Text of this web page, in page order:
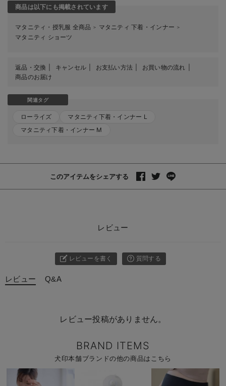
商品は以下にも掲載されています
マタニティ・授乳服 全商品 ＞ マタニティ 下着・インナー ＞
マタニティ ショーツ
返品・交換 キャンセル お支払い方法
お買い物の流れ
商品のお届け
関連タグ
ローライズ
マタニティ下着・インナー L
マタニティ下着・インナー M
このアイテムをシェアする
レビュー
レビューを書く 質問する
レビュー Q&A
レビュー投稿がありません。
BRAND ITEMS
犬印本舗ブランドの他の商品はこちら